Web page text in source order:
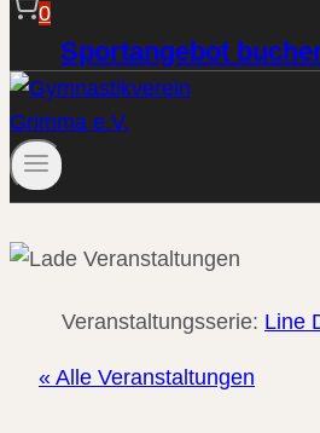
0
Sportangebot
Veranstaltungsserie: Line
« Alle Veranstaltungen